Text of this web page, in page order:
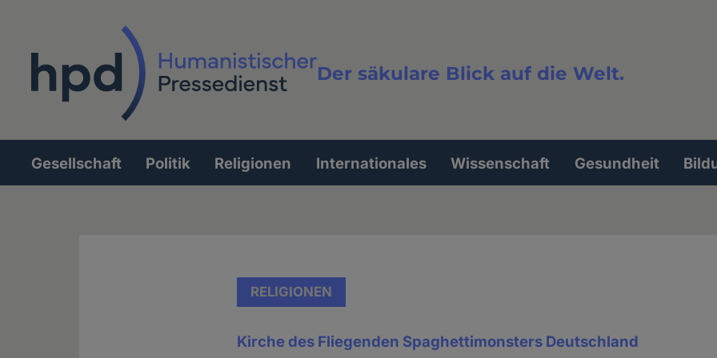
Der säkulare Blick auf die Welt.
Volltextsuche
Hauptnavigation
Gesellschaft Politik Religionen Internationales Wissenschaft Gesundheit
RELIGIONEN
Kirche des Fliegenden Spaghettimonsters Deutschland